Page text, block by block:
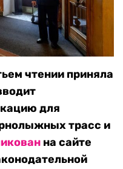
чтении приняла
для
трасс и
на сайте